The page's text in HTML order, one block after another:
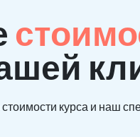
курса и наш